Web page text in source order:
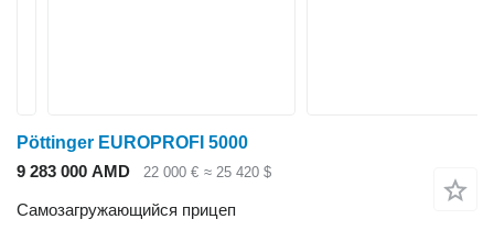
Pöttinger EUROPROFI 5000
9 283 000 AMD
22 000 € ≈ 25 420 $
Самозагружающийся прицеп